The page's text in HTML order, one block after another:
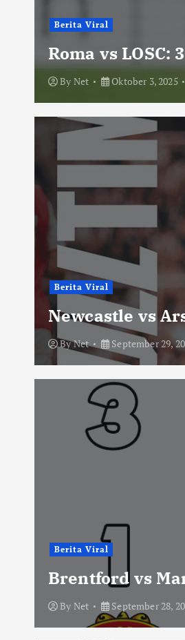
Berita Viral
Roma vs
By Net Oktober 3, 2025
Berita Viral
Newcastle vs
ByNet September 29,
Berita Viral
Brentford vs
By Net September 28,